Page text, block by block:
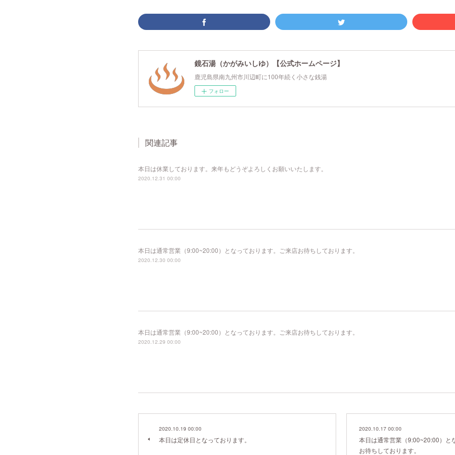
鏡石湯（かがみいしゆ）【公式ホームページ】
鹿児島県南九州市川辺町に100年続く小さな銭湯
フォロー
関連記事
本日は休業しております。来年もどうぞよろしくお願いいたします。
2020.12.31 00:00
本日は通常営業（9:00~20:00）となっております。ご来店お待ちしております。
2020.12.30 00:00
本日は通常営業（9:00~20:00）となっております。ご来店お待ちしております。
2020.12.29 00:00
2020.10.19 00:00
本日は定休日となっております。
2020.10.17 00:00
本日は通常営業（9:00~20:00）と
お待ちしております。